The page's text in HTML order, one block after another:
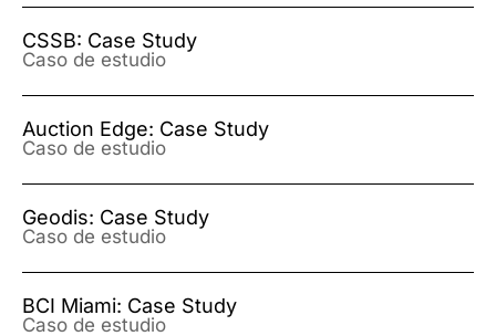
CSSB: Case Study
Caso de estudio
Auction Edge: Case Study
Caso de estudio
Geodis: Case Study
Caso de estudio
BCI Miami: Case Study
Caso de estudio